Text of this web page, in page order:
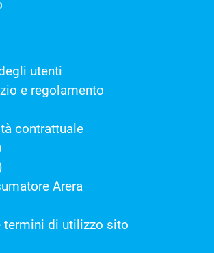
utenti
e regolamento
contrattuale
Arera
termini di utilizzo sito